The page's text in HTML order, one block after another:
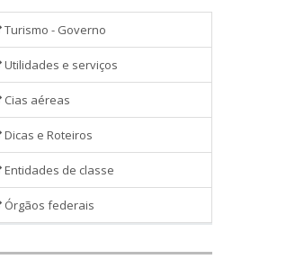
Turismo - Governo
Utilidades e serviços
Cias aéreas
Dicas e Roteiros
Entidades de classe
Órgãos federais